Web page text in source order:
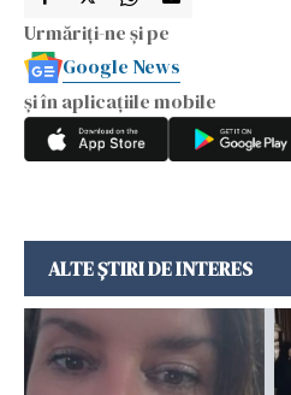
Urmăriți-ne și pe
Google News
și în aplicațiile mobile
ALTE ȘTIRI DE INTERES